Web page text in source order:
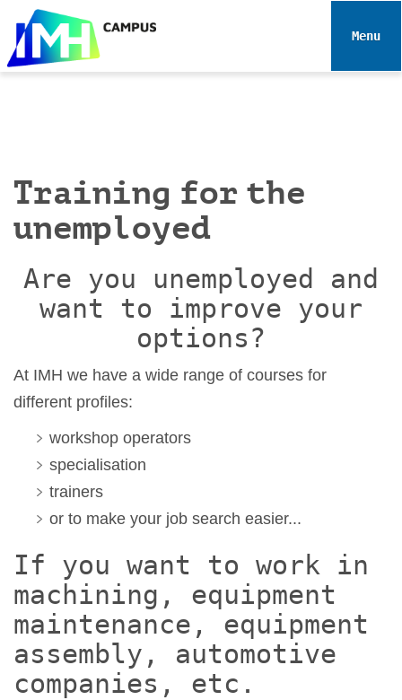
i
Toggle
Training for the
unemployed
Are you unemployed and
want to improve your
options?
At IMH we have a wide range of courses for
different profiles:
workshop operators
specialisation
trainers
or to make your job search easier...
If you want to work in
machining, equipment
maintenance, equipment
assembly, automotive
companies, etc.